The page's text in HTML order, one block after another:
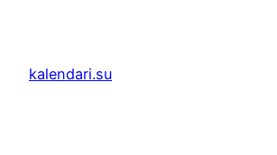
sadržaja
kalendari.su